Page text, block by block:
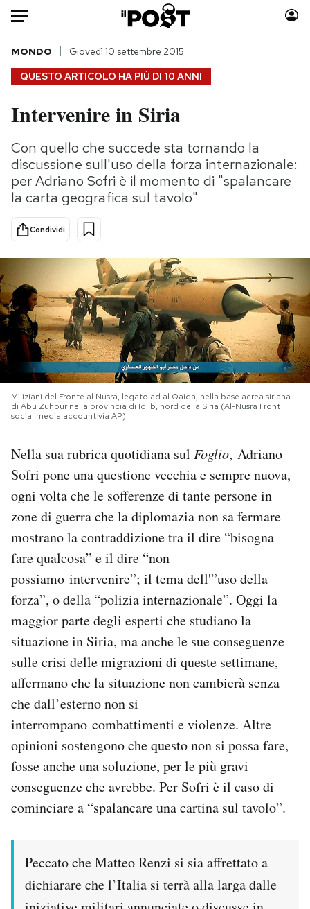
Auto
HOME
Italia
Politica
Tecnologia
Internet
Scienza
Cultura
Economia
Moda
Consumismi
Storie/Idee
Ok Boomer!
Altrecose
Mondiali calcio 2026
PODCAST
NEWSLETTER
SHOP
CALENDARIO
AREA PERSONALE
Area Personale
Newsletter
Notifiche mobile
Regala il Post
Hai bisogno di aiuto?
Esci
QUESTO ARTICOLO HA PIÙ DI 10 ANNI
MONDO Giovedì 10 settembre 2015
Intervenire in Siria
Con quello che succede sta tornando la
discussione sull'uso della forza internazionale:
per Adriano Sofri è il momento di "spalancare
la carta geografica sul tavolo"
Condividi
Miliziani del Fronte al Nusra, legato ad al Qaida, nella base aerea siriana
di Abu Zuhour nella provincia di Idlib, nord della Siria (Al-Nusra Front
social media account via AP)
Nella sua rubrica quotidiana sul Foglio, Adriano
Sofri pone una questione vecchia e sempre nuova,
ogni volta che le sofferenze di tante persone in
zone di guerra che la diplomazia non sa fermare
mostrano la contraddizione tra il dire “bisogna
fare qualcosa” e il dire “non
possiamo intervenire”; il tema dell'”uso della
forza”, o della “polizia internazionale”. Oggi la
maggior parte degli esperti che studiano la
situazione in Siria, ma anche le sue conseguenze
sulle crisi delle migrazioni di queste settimane,
affermano che la situazione non cambierà senza
che dall’esterno non si
interrompano combattimenti e violenze. Altre
opinioni sostengono che questo non si possa fare,
fosse anche una soluzione, per le più gravi
conseguenze che avrebbe. Per Sofri è il caso di
cominciare a “spalancare una cartina sul tavolo”.
Peccato che Matteo Renzi si sia affrettato a
dichiarare che l’Italia si terrà alla larga dalle